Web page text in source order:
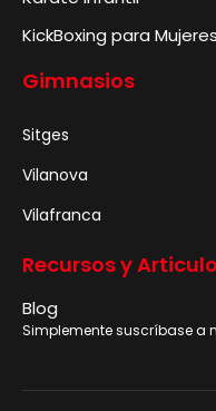
KickBoxing para Mujeres
Gimnasios
Sitges
Vilanova
Vilafranca
Recursos y
Blog
Simplemente suscríbase a